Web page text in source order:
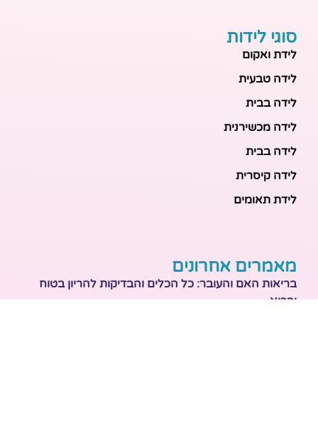
סוגי לידות
לידת ואקום
לידה טבעית
לידה בבית
לידה מכשירנית
לידה בבית
לידה קיסרית
לידת תאומים
מאמרים אחרונים
בריאות האם והעובר: כל הכלים והבדיקות להריון בטוח
ובריא